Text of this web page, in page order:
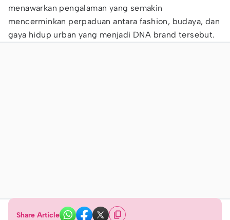
menawarkan pengalaman yang semakin
mencerminkan perpaduan antara fashion, budaya, dan
gaya hidup urban yang menjadi DNA brand tersebut.
Share Article